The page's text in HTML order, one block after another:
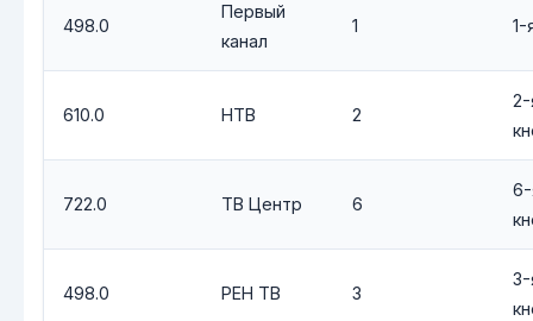
498.0
Первый
канал
1 1-
610.0 НТВ 2
2-
722.0 ТВ Центр 6
498.0 РЕН ТВ 3
3-